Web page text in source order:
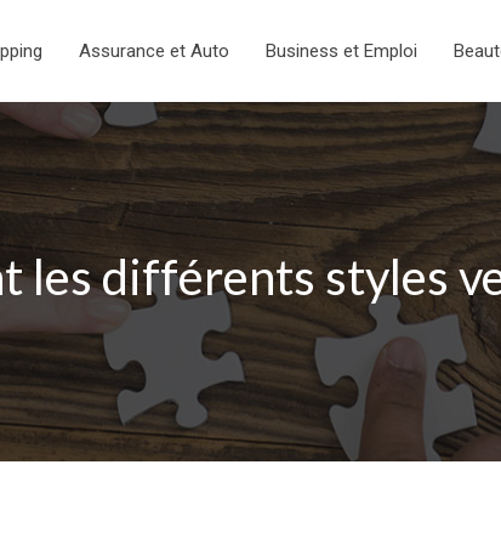
Assurance et Auto Business et Emploi
les différents styles